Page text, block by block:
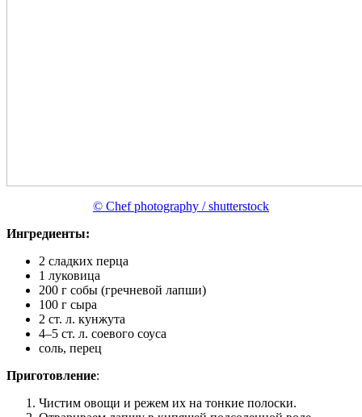
© Chef photography / shutterstock
Ингредиенты:
2 сладких перца
1 луковица
200 г собы (гречневой лапши)
100 г сыра
2 ст. л. кунжута
4–5 ст. л. соевого соуса
соль, перец
Приготовление:
Чистим овощи и режем их на тонкие полоски.